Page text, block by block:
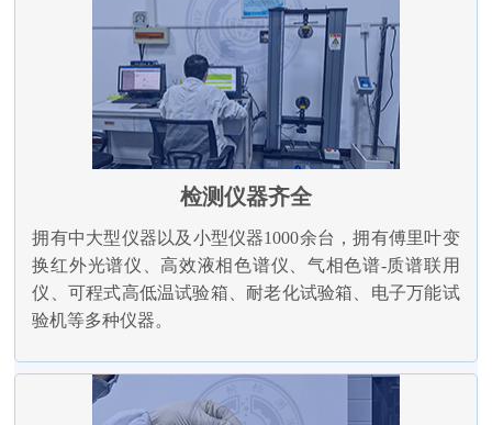
检测仪器齐全
拥有中大型仪器以及小型仪器1000余台，拥有傅里叶变
换红外光谱仪、高效液相色谱仪、气相色谱-质谱联用
仪、可程式高低温试验箱、耐老化试验箱、电子万能试
验机等多种仪器。